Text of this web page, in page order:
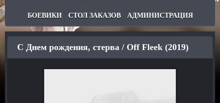
БОЕВИКИ СТОЛ ЗАКАЗОВ АДМИНИСТРАЦИЯ
С Днем рождения, стерва / Off Fleek (2019)